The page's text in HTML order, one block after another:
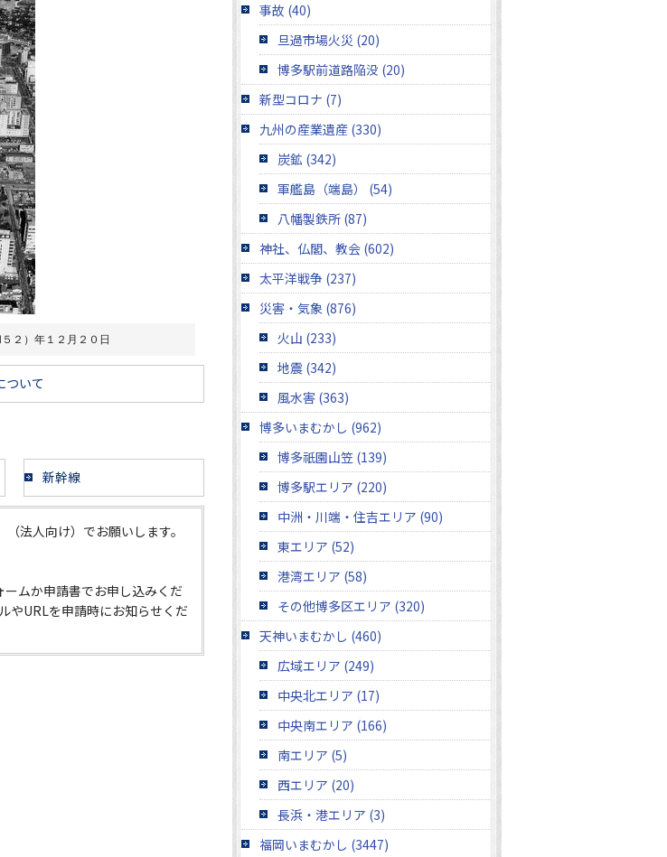
２）年１２月２０日
ついて
新幹線
法人向け）でお願いします。
ームか申請書でお申し込みくだ
やURLを申請時にお知らせくだ
事故 (40)
旦過市場火災 (20)
博多駅前道路陥没 (20)
新型コロナ (7)
九州の産業遺産 (330)
炭鉱 (342)
軍艦島（端島） (54)
八幡製鉄所 (87)
神社、仏閣、教会 (602)
太平洋戦争 (237)
災害・気象 (876)
火山 (233)
地震 (342)
風水害 (363)
博多いまむかし (962)
博多祇園山笠 (139)
博多駅エリア (220)
中洲・川端・住吉エリア (90)
東エリア (52)
港湾エリア (58)
その他博多区エリア (320)
天神いまむかし (460)
広域エリア (249)
中央北エリア (17)
中央南エリア (166)
南エリア (5)
西エリア (20)
長浜・港エリア (3)
福岡いまむかし (3447)